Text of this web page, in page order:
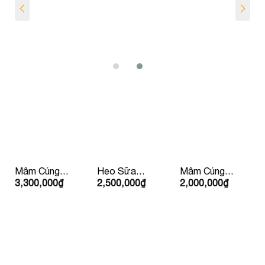
Mâm Cúng
Tất Niên
3,300,000₫
Heo Sữa
Quay Trên
2,500,000₫
Mâm Cúng
Lộc Phát
2,000,000₫